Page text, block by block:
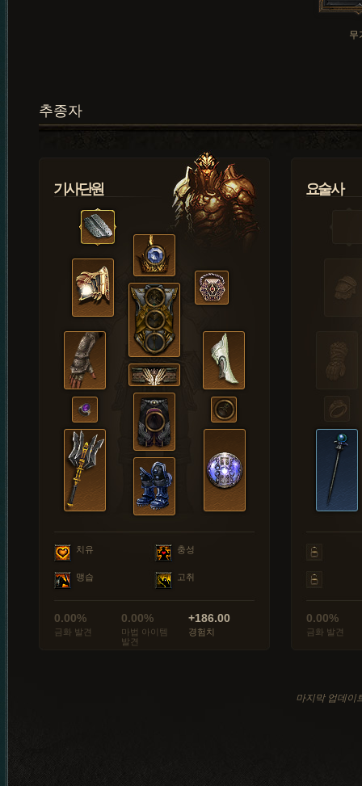
무
추종자
기사단원
치유 충성
맹습 고취
0.00%
금화 발견
0.00%
마법 아이템
발견
+186.00
경험치
요술사
0.00%
금화 발견
마지막 업데이